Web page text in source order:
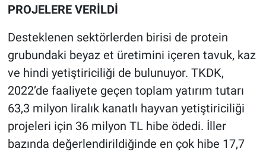
PROJELERE VERİLDİ
Desteklenen sektörlerden birisi de protein
grubundaki beyaz et üretimini içeren tavuk, kaz
ve hindi yetiştiriciliği de bulunuyor. TKDK,
2022’de faaliyete geçen toplam yatırım tutarı
63,3 milyon liralık kanatlı hayvan yetiştiriciliği
projeleri için 36 milyon TL hibe ödedi. İller
bazında değerlendirildiğinde en çok hibe 17,7